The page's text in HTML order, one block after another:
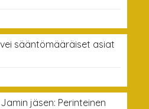
sääntömääräiset asiat
jäsen: Perinteinen